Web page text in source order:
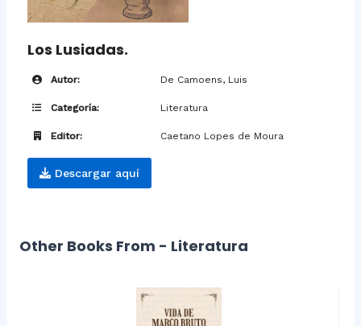
Los Lusiadas.
Autor: De Camoens, Luis
Categoría: Literatura
Editor: Caetano Lopes de Moura
Descargar aquí
Other Books From - Literatura